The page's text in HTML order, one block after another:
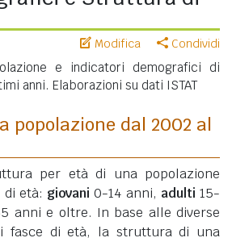
Modifica Condividi
e indicatori demografici di
anni. Elaborazioni su dati ISTAT
popolazione dal 2002 al
per età di una popolazione
età: giovani 0-14 anni, adulti 15-
anni e oltre. In base alle diverse
fasce di età, la struttura di una